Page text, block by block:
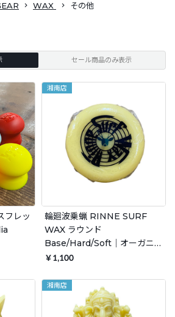
WAX その他
セール商品のみ表示
フレッ
湘南店
輪廻波乗蝋 RINNE SURF
WAX ラウンド
Base/Hard/Soft｜オーガニッ
ク成分使用の自然派サーフワ
￥1,100
湘南店